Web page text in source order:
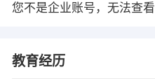
您不是企业账号，无法查看
教育经历